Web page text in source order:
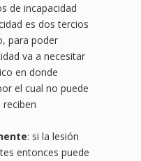
de incapacidad
es dos tercios
para poder
va a necesitar
en donde
el cual no puede
: si la lesión
entonces puede